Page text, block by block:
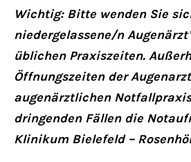
Wichtig: Bitte wenden Sie
niedergelassene/n
üblichen Praxiszeiten.
Öffnungszeiten der
augenärztlichen
dringenden Fällen die
Klinikum Bielefeld –